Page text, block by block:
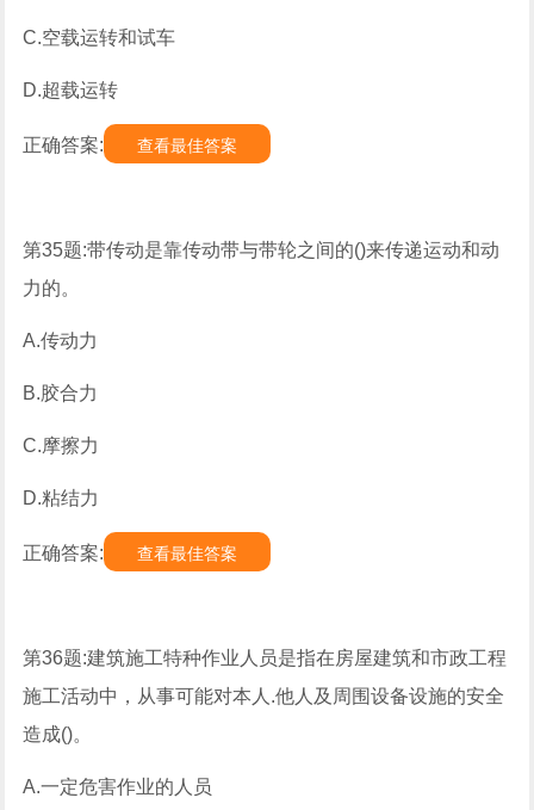
C.空载运转和试车
D.超载运转
正确答案: 查看最佳答案
第35题:带传动是靠传动带与带轮之间的()来传递运动和动
力的。
A.传动力
B.胶合力
C.摩擦力
D.粘结力
正确答案: 查看最佳答案
第36题:建筑施工特种作业人员是指在房屋建筑和市政工程
施工活动中，从事可能对本人.他人及周围设备设施的安全
造成()。
A.一定危害作业的人员